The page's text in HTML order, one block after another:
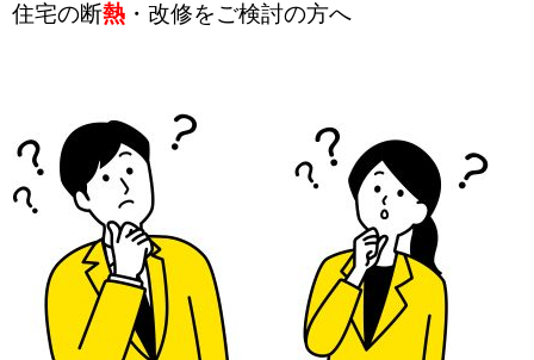
住宅の断熱 ・改修をご検討の方へ